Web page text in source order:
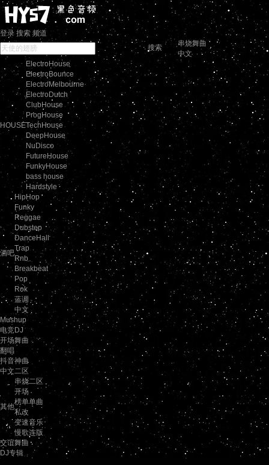
登录 搜索 频道
搜索
串烧舞曲
中文
HOUSE
ElectroHouse
ElectroBounce
ElectroMelbourne
ElectroDutch
ClubHouse
ProgHouse
TechHouse
DeepHouse
NuDisco
FutureHouse
FunkyHouse
bass house
Hardstyle
酒吧
HipHop
Funky
Reggae
Dubstep
DanceHall
Trap
Rnb
Breakbeat
Pop
Rok
蓝调
中文
Mushup
电竞DJ
开场舞曲
翻唱
抖音神曲
中文二区
其他
串烧二区
开场
榜单单曲
私改
变速音乐
慢歌连版
交谊舞曲
DJ专辑